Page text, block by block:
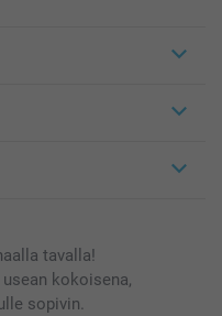
tavalla!
kokoisena,
sopivin.